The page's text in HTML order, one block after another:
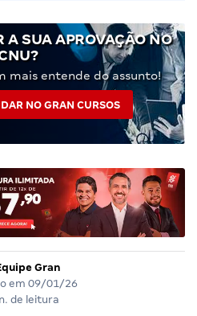
A SUA APROVAÇÃO NO
mais entende do assunto!
NO GRAN CURSOS
Gran
em 09/01/26
de leitura